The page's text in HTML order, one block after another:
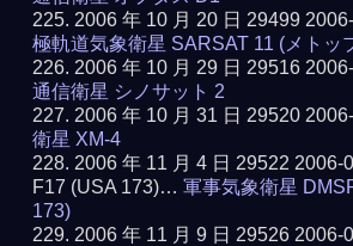
2006 年 10 月 20 日 29499
極軌道気象衛星 SARSAT 11 (メトッ
2006 年 10 月 29 日 29516
通信衛星 シノサット 2
2006 年 10 月 31 日 29520
衛星 XM-4
2006 年 11 月 4 日 29522 2006-
F17 (USA 173)…軍事気象衛星
173)
2006 年 11 月 9 日 29526 2006-